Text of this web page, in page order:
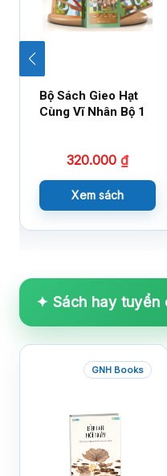
Bộ Sách Gieo Hạt
Cùng Vĩ Nhân Bộ 1
320.000 ₫
Xem sách
✦ Sách hay tuyển
GNH Books